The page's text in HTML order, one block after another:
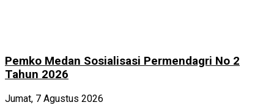
Pemko Medan Sosialisasi Permendagri No 2
Tahun 2026
Jumat, 7 Agustus 2026